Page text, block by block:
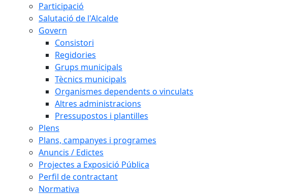
Participació
Salutació de l'Alcalde
Govern
Consistori
Regidories
Grups municipals
Tècnics municipals
Organismes dependents o vinculats
Altres administracions
Pressupostos i plantilles
Plens
Plans, campanyes i programes
Anuncis / Edictes
Projectes a Exposició Pública
Perfil de contractant
Normativa